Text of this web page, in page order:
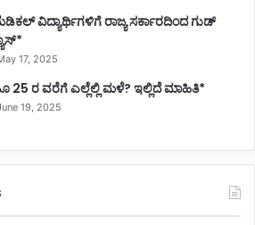
ವಿದ್ಯಾರ್ಥಿಗಳಿಗೆ ರಾಜ್ಯ ಸರ್ಕಾರದಿಂದ ಗುಡ್
17, 2025
25 ರ ವರೆಗೆ ಎಲ್ಲೆಲ್ಲಿ ಮಳೆ? ಇಲ್ಲಿದೆ ಮಾಹಿತಿ*
19, 2025